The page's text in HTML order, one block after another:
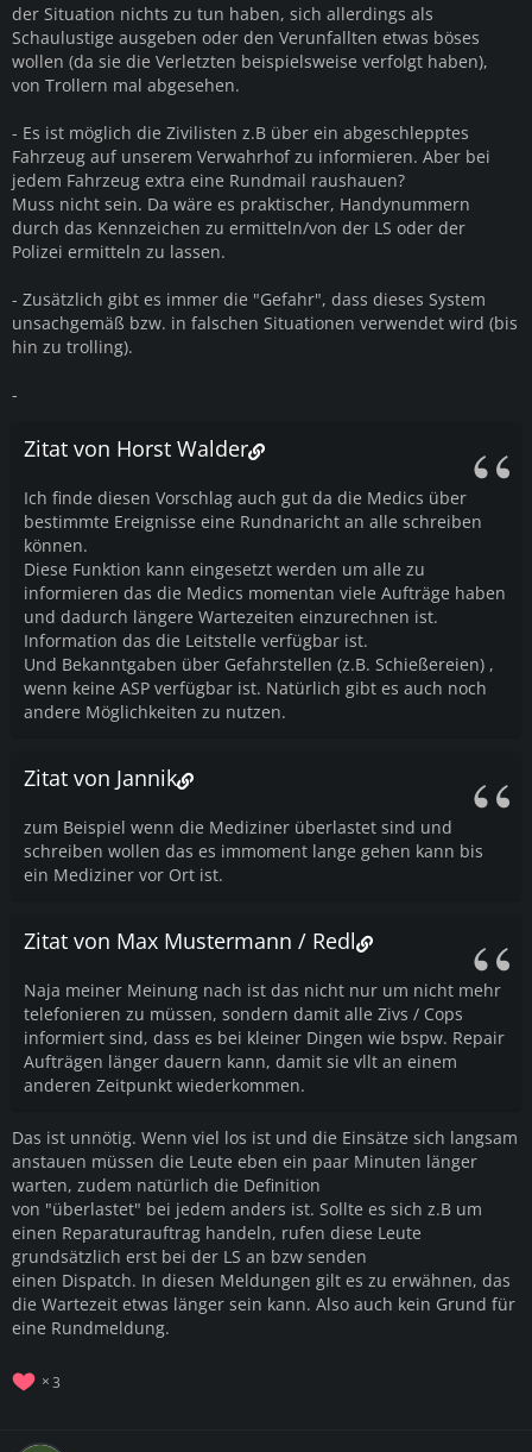
der Situation nichts zu tun haben, sich allerdings als
Schaulustige ausgeben oder den Verunfallten etwas böses
wollen (da sie die Verletzten beispielsweise verfolgt haben),
von Trollern mal abgesehen.
- Es ist möglich die Zivilisten z.B über ein abgeschlepptes
Fahrzeug auf unserem Verwahrhof zu informieren. Aber bei
jedem Fahrzeug extra eine Rundmail raushauen?
Muss nicht sein. Da wäre es praktischer, Handynummern
durch das Kennzeichen zu ermitteln/von der LS oder der
Polizei ermitteln zu lassen.
- Zusätzlich gibt es immer die "Gefahr", dass dieses System
unsachgemäß bzw. in falschen Situationen verwendet wird (bis
hin zu trolling).
-
Zitat von Horst Walder
Ich finde diesen Vorschlag auch gut da die Medics über
bestimmte Ereignisse eine Rundnaricht an alle schreiben
können.
Diese Funktion kann eingesetzt werden um alle zu
informieren das die Medics momentan viele Aufträge haben
und dadurch längere Wartezeiten einzurechnen ist.
Information das die Leitstelle verfügbar ist.
Und Bekanntgaben über Gefahrstellen (z.B. Schießereien) ,
wenn keine ASP verfügbar ist. Natürlich gibt es auch noch
andere Möglichkeiten zu nutzen.
Zitat von Jannik
zum Beispiel wenn die Mediziner überlastet sind und
schreiben wollen das es immoment lange gehen kann bis
ein Mediziner vor Ort ist.
Zitat von Max Mustermann / Redl
Naja meiner Meinung nach ist das nicht nur um nicht mehr
telefonieren zu müssen, sondern damit alle Zivs / Cops
informiert sind, dass es bei kleiner Dingen wie bspw. Repair
Aufträgen länger dauern kann, damit sie vllt an einem
anderen Zeitpunkt wiederkommen.
Das ist unnötig. Wenn viel los ist und die Einsätze sich langsam
anstauen müssen die Leute eben ein paar Minuten länger
warten, zudem natürlich die Definition
von "überlastet" bei jedem anders ist. Sollte es sich z.B um
einen Reparaturauftrag handeln, rufen diese Leute
grundsätzlich erst bei der LS an bzw senden
einen Dispatch. In diesen Meldungen gilt es zu erwähnen, das
die Wartezeit etwas länger sein kann. Also auch kein Grund für
eine Rundmeldung.
3